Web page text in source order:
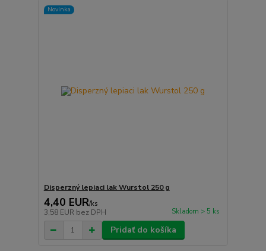
Novinka
Disperzný lepiaci lak Wurstol 250 g
4,40 EUR/ks
3,58 EUR bez DPH Skladom > 5 ks
Pridať do košíka